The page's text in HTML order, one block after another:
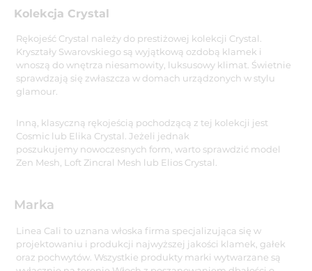
Kolekcja Crystal
Rękojeść Crystal należy do prestiżowej kolekcji Crystal.
Kryształy Swarovskiego są wyjątkową ozdobą klamek i
wnoszą do wnętrza niesamowity, luksusowy klimat. Świetnie
sprawdzają się zwłaszcza w domach urządzonych w stylu
glamour.
Inną, klasyczną rękojeścią pochodzącą z tej kolekcji jest
Cosmic lub Elika Crystal. Jeżeli jednak
poszukujemy nowoczesnych form, warto sprawdzić model
Zen Mesh, Loft Zincral Mesh lub Elios Crystal.
Marka
Linea Cali to uznana włoska firma specjalizująca się w
projektowaniu i produkcji najwyższej jakości klamek, gałek
oraz pochwytów. Wszystkie produkty marki wytwarzane są